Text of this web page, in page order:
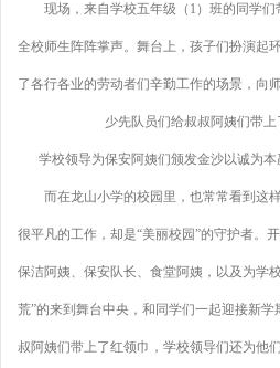
现场，来自学校五年级（1）班的同学
全校师生阵阵掌声。舞台上，孩子们扮演起
了各行各业的劳动者们辛勤工作的场景，向
少先队员们给叔叔阿姨们带
学校领导为保安阿姨们颁发金沙以诚为
而在龙山小学的校园里，也常常看到这
很平凡的工作，却是“美丽校园”的守护者。
保洁阿姨、保安队长、食堂阿姨，以及为学
荒”的来到舞台中央，和同学们一起迎接新
叔阿姨们带上了红领巾，学校领导们还为他